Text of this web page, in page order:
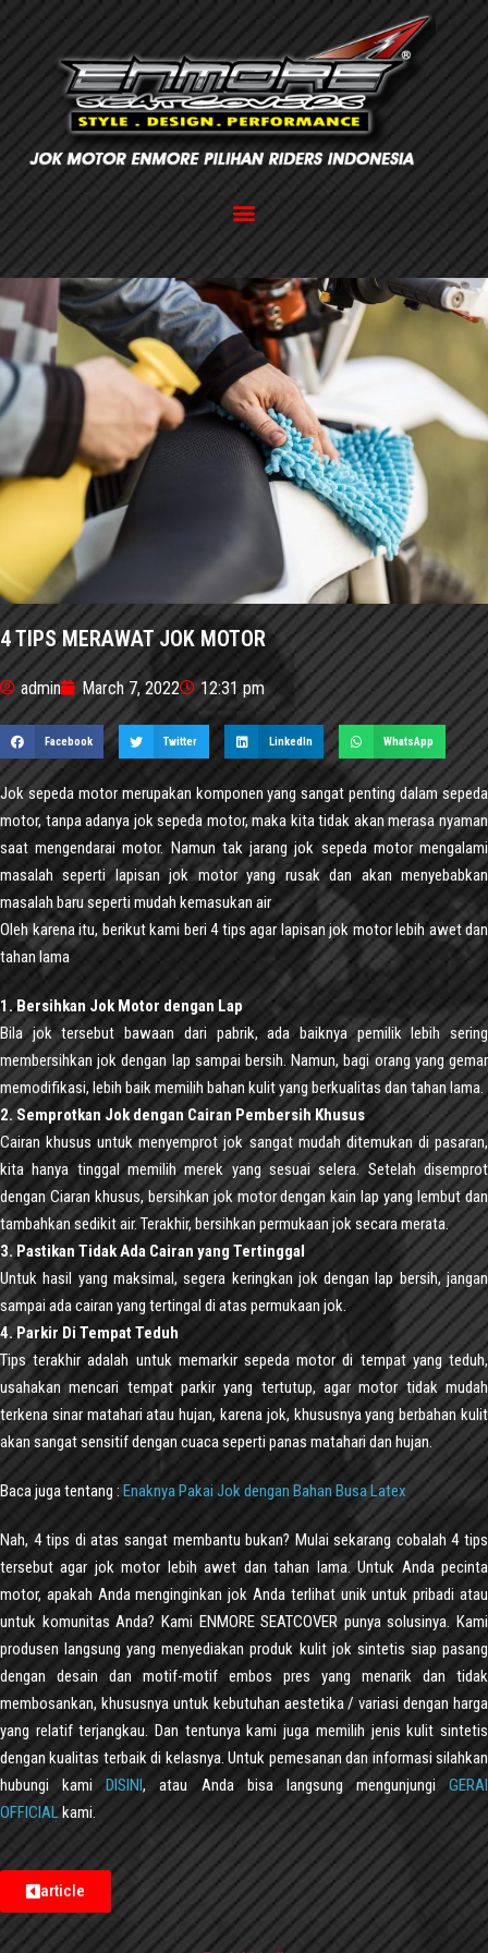
4 TIPS MERAWAT JOK MOTOR
admin March 7, 2022 12:31 pm
Facebook Twitter LinkedIn WhatsApp
Jok sepeda motor merupakan komponen yang sangat penting dalam sepeda
motor, tanpa adanya jok sepeda motor, maka kita tidak akan merasa nyaman
saat mengendarai motor. Namun tak jarang jok sepeda motor mengalami
masalah seperti lapisan jok motor yang rusak dan akan menyebabkan
masalah baru seperti mudah kemasukan air
Oleh karena itu, berikut kami beri 4 tips agar lapisan jok motor lebih awet dan
tahan lama
1. Bersihkan Jok Motor dengan Lap
Bila jok tersebut bawaan dari pabrik, ada baiknya pemilik lebih sering
membersihkan jok dengan lap sampai bersih. Namun, bagi orang yang gemar
memodifikasi, lebih baik memilih bahan kulit yang berkualitas dan tahan lama.
2. Semprotkan Jok dengan Cairan Pembersih Khusus
Cairan khusus untuk menyemprot jok sangat mudah ditemukan di pasaran,
kita hanya tinggal memilih merek yang sesuai selera. Setelah disemprot
dengan Ciaran khusus, bersihkan jok motor dengan kain lap yang lembut dan
tambahkan sedikit air. Terakhir, bersihkan permukaan jok secara merata.
3. Pastikan Tidak Ada Cairan yang Tertinggal
Untuk hasil yang maksimal, segera keringkan jok dengan lap bersih, jangan
sampai ada cairan yang tertingal di atas permukaan jok.
4. Parkir Di Tempat Teduh
Tips terakhir adalah untuk memarkir sepeda motor di tempat yang teduh,
usahakan mencari tempat parkir yang tertutup, agar motor tidak mudah
terkena sinar matahari atau hujan, karena jok, khususnya yang berbahan kulit
akan sangat sensitif dengan cuaca seperti panas matahari dan hujan.
Baca juga tentang : Enaknya Pakai Jok dengan Bahan Busa Latex
Nah, 4 tips di atas sangat membantu bukan? Mulai sekarang cobalah 4 tips
tersebut agar jok motor lebih awet dan tahan lama. Untuk Anda pecinta
motor, apakah Anda menginginkan jok Anda terlihat unik untuk pribadi atau
untuk komunitas Anda? Kami ENMORE SEATCOVER punya solusinya. Kami
produsen langsung yang menyediakan produk kulit jok sintetis siap pasang
dengan desain dan motif-motif embos pres yang menarik dan tidak
membosankan, khususnya untuk kebutuhan aestetika / variasi dengan harga
yang relatif terjangkau. Dan tentunya kami juga memilih jenis kulit sintetis
dengan kualitas terbaik di kelasnya. Untuk pemesanan dan informasi silahkan
hubungi kamiDISINI, atau Anda bisa langsung mengunjungiGERAI
OFFICIALkami.
article